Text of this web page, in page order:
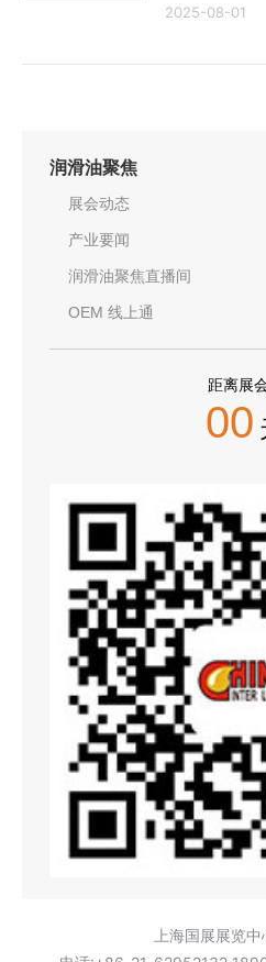
2025-08-01
润滑油聚焦
展会动态
产业要闻
润滑油聚焦直播间
OEM 线上通
距离展
00
上海国展展览中